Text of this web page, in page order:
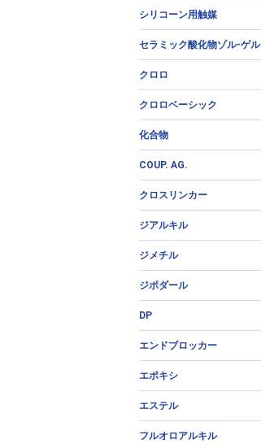
シリコーン用触媒
セラミック酸化物ゾル-ゲル
クロロ
クロロベーシック
化合物
COUP. AG.
クロスリンカー
ジアルキル
ジメチル
ジポダール
DP
エンドブロッカー
エポキシ
エステル
フルオロアルキル